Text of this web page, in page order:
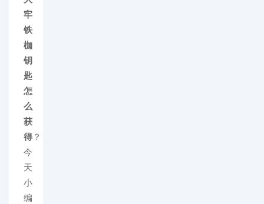
牢
铁
枷
钥
匙
怎
么
获
得 ？
今
天
小
编